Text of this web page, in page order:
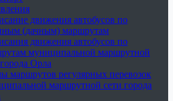
движения автобусов по
(дачным) маршрутам
движения автобусов по
муниципальной маршрутной
Орла
маршрутов регулярных перевозок
маршрутной сети города